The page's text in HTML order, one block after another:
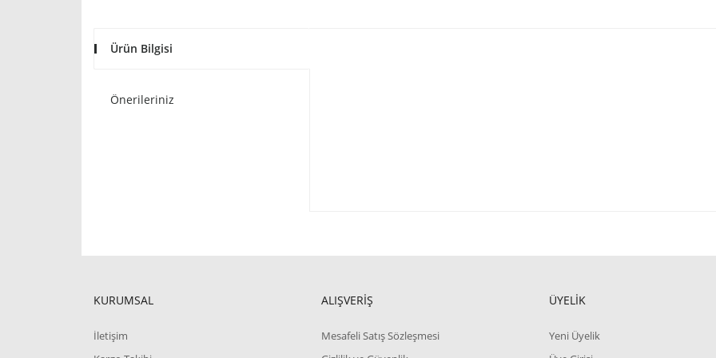
Ürün Bilgisi
Önerileriniz
KURUMSAL
İletişim
ALIŞVERİŞ
Mesafeli Satış Sözleşmesi
ÜYELİK
Yeni Üyelik